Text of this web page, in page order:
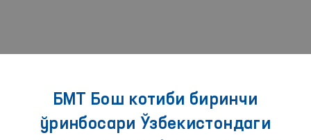
БМТ Бош котиби биринчи
ўринбосари Ўзбекистондаги